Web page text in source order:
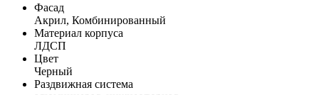
Фасад
Акрил, Комбинированный
Материал корпуса
ЛДСП
Цвет
Черный
Раздвижная система